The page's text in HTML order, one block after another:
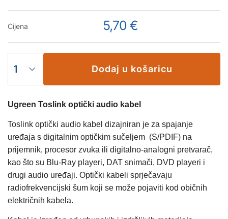
Ugreen Toslink optički audio kabel
Toslink optički audio kabel dizajniran je za spajanje
uređaja s digitalnim optičkim sučeljem (S/PDIF) na
prijemnik, procesor zvuka ili digitalno-analogni pretvarač,
kao što su Blu-Ray playeri, DAT snimači, DVD playeri i
drugi audio uređaji. Optički kabeli sprječavaju
radiofrekvencijski šum koji se može pojaviti kod običnih
električnih kabela.
Cijena 5,70 €
Dodaj u košaricu